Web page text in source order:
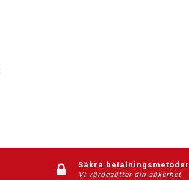
Säkra betalningsmetoder
Vi värdesätter din säkerhet